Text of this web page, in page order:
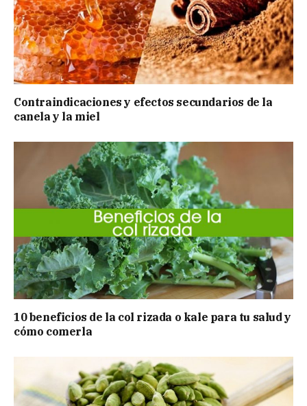
Contraindicaciones y efectos secundarios de la
canela y la miel
10 beneficios de la col rizada o kale para tu salud y
cómo comerla